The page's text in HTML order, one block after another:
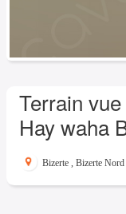
Terrain
Hay waha
Bizerte , Bizerte Nord